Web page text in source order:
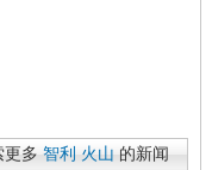
更多 智利 火山 的新闻